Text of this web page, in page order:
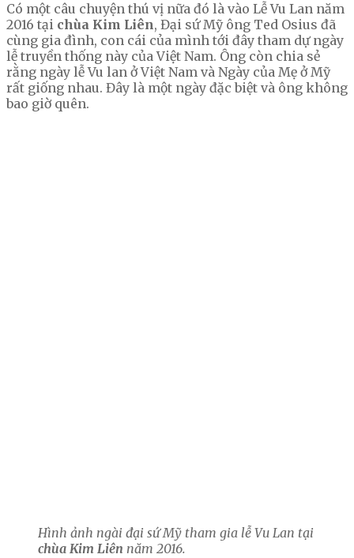
Có một câu chuyện thú vị nữa đó là vào Lễ Vu Lan năm
2016 tại chùa Kim Liên, Đại sứ Mỹ ông Ted Osius đã
cùng gia đình, con cái của mình tới đây tham dự ngày
lễ truyền thống này của Việt Nam. Ông còn chia sẻ
rằng ngày lễ Vu lan ở Việt Nam và Ngày của Mẹ ở Mỹ
rất giống nhau. Đây là một ngày đặc biệt và ông không
bao giờ quên.
Hình ảnh ngài đại sứ Mỹ tham gia lễ Vu Lan tại
chùa Kim Liên năm 2016.